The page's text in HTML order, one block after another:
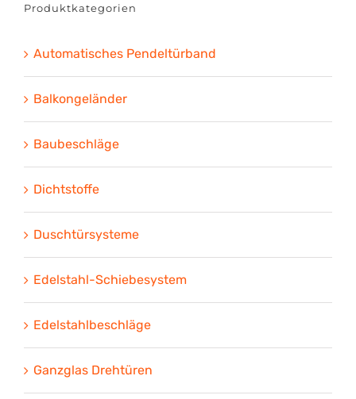
Produktkategorien
Automatisches Pendeltürband
Balkongeländer
Baubeschläge
Dichtstoffe
Duschtürsysteme
Edelstahl-Schiebesystem
Edelstahlbeschläge
Ganzglas Drehtüren